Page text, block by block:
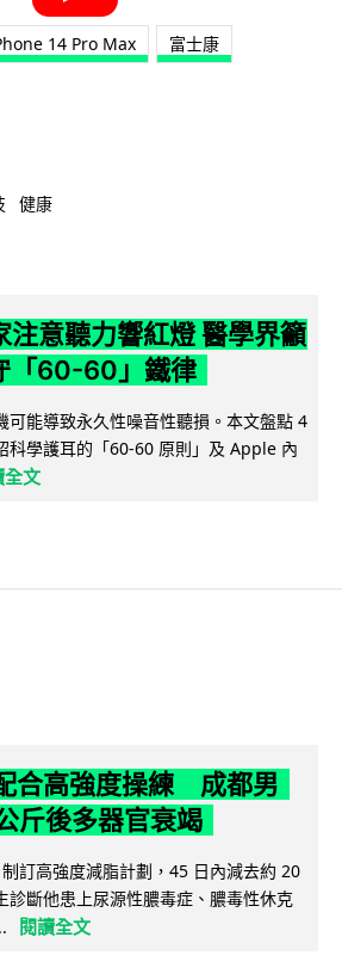
14 Pro Max 富士康
健康
意聽力響紅燈 醫學界籲
「60-60」鐵律
可能導致永久性噪音性聽損。本文盤點 4
科學護耳的「60-60 原則」及 Apple 內
全文
合高強度操練 成都男
斤後多器官衰竭
訂高強度減脂計劃，45 日內減去約 20
診斷他患上尿源性膿毒症、膿毒性休克
閱讀全文